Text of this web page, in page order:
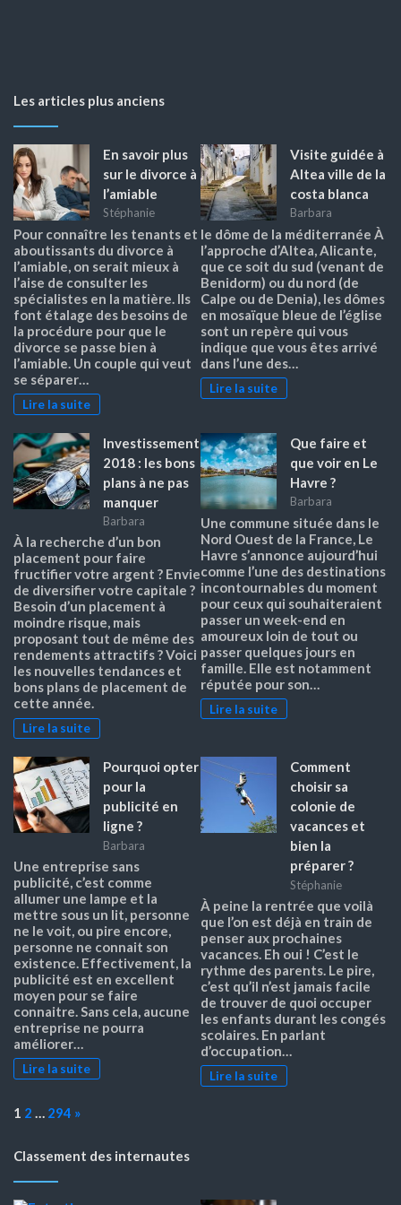
Les articles plus anciens
En savoir plus
sur le divorce à
l’amiable
Stéphanie
Pour connaître les tenants et
aboutissants du divorce à
l’amiable, on serait mieux à
l’aise de consulter les
spécialistes en la matière. Ils
font étalage des besoins de
la procédure pour que le
divorce se passe bien à
l’amiable. Un couple qui veut
se séparer…
Lire la suite
Visite guidée à
Altea ville de la
costa blanca
Barbara
le dôme de la méditerranée À
l’approche d’Altea, Alicante,
que ce soit du sud (venant de
Benidorm) ou du nord (de
Calpe ou de Denia), les dômes
en mosaïque bleue de l’église
sont un repère qui vous
indique que vous êtes arrivé
dans l’une des…
Lire la suite
Investissement
2018 : les bons
plans à ne pas
manquer
Barbara
À la recherche d’un bon
placement pour faire
fructifier votre argent ? Envie
de diversifier votre capitale ?
Besoin d’un placement à
moindre risque, mais
proposant tout de même des
rendements attractifs ? Voici
les nouvelles tendances et
bons plans de placement de
cette année.
Lire la suite
Que faire et
que voir en Le
Havre ?
Barbara
Une commune située dans le
Nord Ouest de la France, Le
Havre s’annonce aujourd’hui
comme l’une des destinations
incontournables du moment
pour ceux qui souhaiteraient
passer un week-end en
amoureux loin de tout ou
passer quelques jours en
famille. Elle est notamment
réputée pour son…
Lire la suite
Pourquoi opter
pour la
publicité en
ligne ?
Barbara
Une entreprise sans
publicité, c’est comme
allumer une lampe et la
mettre sous un lit, personne
ne le voit, ou pire encore,
personne ne connait son
existence. Effectivement, la
publicité est en excellent
moyen pour se faire
connaitre. Sans cela, aucune
entreprise ne pourra
améliorer…
Lire la suite
Comment
choisir sa
colonie de
vacances et
bien la
préparer ?
Stéphanie
À peine la rentrée que voilà
que l’on est déjà en train de
penser aux prochaines
vacances. Eh oui ! C’est le
rythme des parents. Le pire,
c’est qu’il n’est jamais facile
de trouver de quoi occuper
les enfants durant les congés
scolaires. En parlant
d’occupation…
Lire la suite
Page:
1 2 … 294 Next
»
Classement des internautes